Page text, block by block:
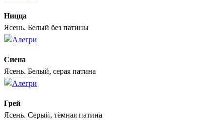
Ницца
Ясень. Белый без патины
Сиена
Ясень. Белый, серая патина
Грей
Ясень. Серый, тёмная патина